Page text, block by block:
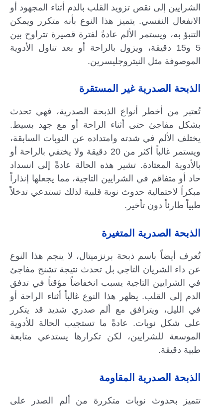
الشرايين إلى نقص تزويد القلب بالدم أثناء المجهود أو
الانفعال النفسي. يتميز هذا النوع بأنه متكرر ويمكن
التنبؤ به، ويستمر الألم عادةً لفترة قصيرة تتراوح بين
5 و15 دقيقة، ويزول بالراحة أو بعد تناول الأدوية
الموصوفة مثل النيتروجليسرين.
الذبحة الصدرية غير المستقرة
تُعتبر من أخطر أنواع الذبحة الصدرية، فهي تحدث
بشكل مفاجئ حتى أثناء الراحة أو مع جهد بسيط.
يختلف الألم في شدته وامتداده عن النوبات السابقة،
ويستمر غالباً أكثر من 20 دقيقة ولا يختفي بالراحة أو
بالأدوية المعتادة. تشير هذه الحالة عادةً إلى انسداد
حاد أو متفاقم في الشرايين التاجية، مما يجعلها إنذاراً
مبكراً لاحتمالية حدوث نوبة قلبية لذلك تستدعي تدخلاً
طبياً طارئاً دون تأخير.
الذبحة الصدرية المتغيرة
تُعرف أيضاً باسم ذبحة برنزميتال، لا ينجم هذا النوع
عن داء الشريان التاجي بل تحدث نتيجة تشنج مفاجئ
في الشرايين التاجية يسبب انخفاضاً مؤقتاً في تدفق
الدم إلى القلب. يظهر هذا النوع غالباً أثناء الراحة أو
في الليل، ويترافق مع ألم صدري شديد قد يتكرر
على شكل نوبات. عادةً ما تستجيب الحالة للأدوية
الموسعة للشرايين، لكن تكرارها يستدعي متابعة
طبية دقيقة.
الذبحة الصدرية المقاومة
تتميز بحدوث نوبات متكررة من ألم الصدر على